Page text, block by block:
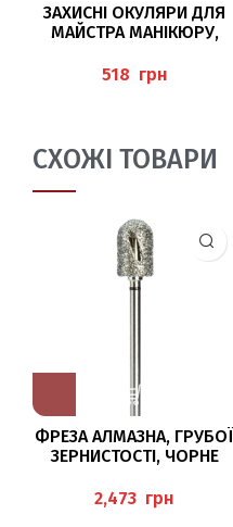
ЗАХИСНІ ОКУЛЯРИ ДЛЯ
МАЙСТРА МАНІКЮРУ,
(ARBEITSSCHUTZBRILLE
MIT SEITENSCHUTZ),
грн
СХОЖІ ТОВАРИ
ФРЕЗА АЛМАЗНА, ГРУБОЇ
ЗЕРНИСТОСТІ, ЧОРНЕ
TWISTER BUSCH
грн